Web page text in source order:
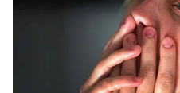
গণেশ বলেছেন,
স্বামী-স্ত্রীর সম্পর্কের
মাইগ্রেনের সমস্যা হতে